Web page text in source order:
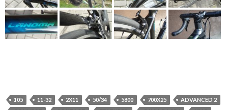
105 11-32 2X11 50/34 5800 700X25
ADVANCED 2